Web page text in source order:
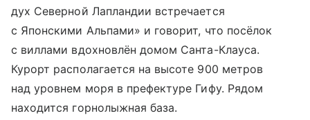
дух Северной Лапландии встречается
с Японскими Альпами» и говорит, что посёлок
с виллами вдохновлён домом Санта-Клауса.
Курорт располагается на высоте 900 метров
над уровнем моря в префектуре Гифу. Рядом
находится горнолыжная база.